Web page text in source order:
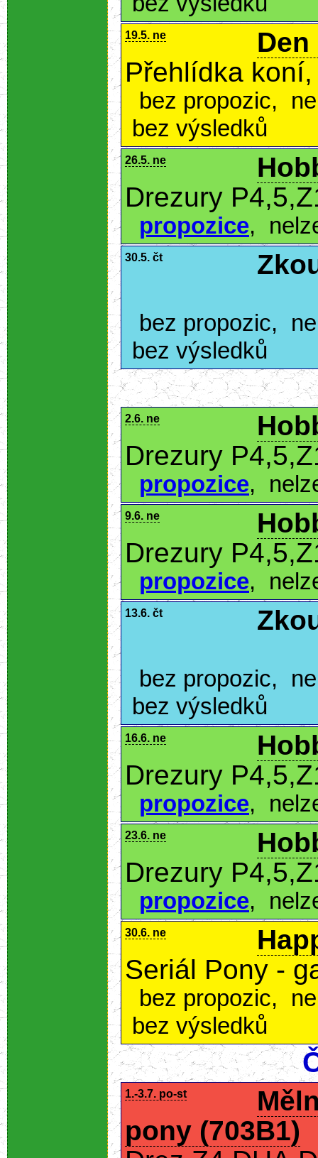
19.5. ne
Přehlídka
bez propozic,
bez výsledků
26.5. ne
Drezury
propozice,
30.5. čt
bez propozic,
bez výsledků
2.6. ne
Drezury
propozice,
9.6. ne
Drezury
propozice,
13.6. čt
bez propozic,
bez výsledků
16.6. ne
Drezury
propozice,
23.6. ne
Drezury
propozice,
30.6. ne
Seriál Pony -
bez propozic,
bez výsledků
1.-3.7. po-st
pony (703B1)